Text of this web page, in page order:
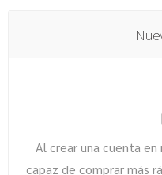
Al crear una cuenta
capaz de comprar más